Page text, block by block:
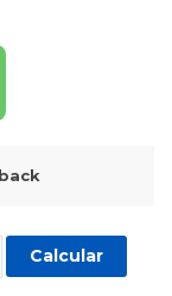
Calcular